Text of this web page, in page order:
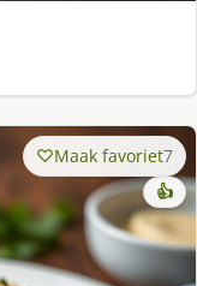
Maak favoriet7
👍